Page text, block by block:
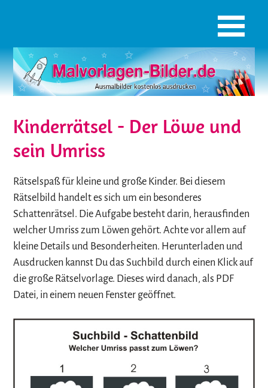
Kinderrätsel - Der Löwe und
sein Umriss
Rätselspaß für kleine und große Kinder. Bei diesem
Rätselbild handelt es sich um ein besonderes
Schattenrätsel. Die Aufgabe besteht darin, herausfinden
welcher Umriss zum Löwen gehört. Achte vor allem auf
kleine Details und Besonderheiten. Herunterladen und
Ausdrucken kannst Du das Suchbild durch einen Klick auf
die große Rätselvorlage. Dieses wird danach, als PDF
Datei, in einem neuen Fenster geöffnet.